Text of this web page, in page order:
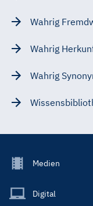
Wahrig
Wahrig
Wahrig
Footer
Main
Medien
Digital